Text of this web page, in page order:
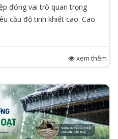
đóng vai trò quan trọng
cầu độ tinh khiết cao. Cao
xem thêm